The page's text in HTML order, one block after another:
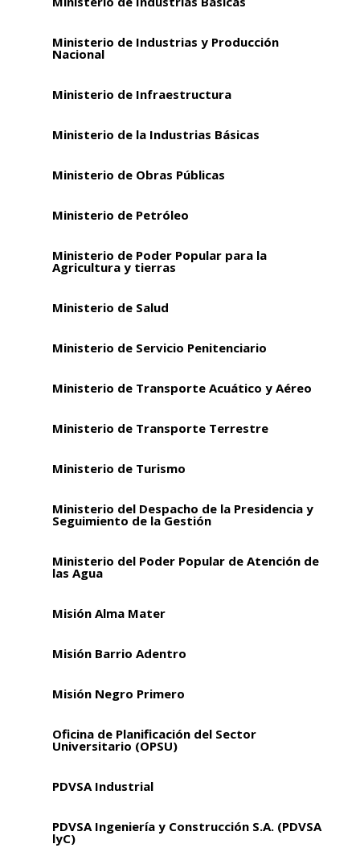
Ministerio de Industrias y Producción
Nacional
Ministerio de Infraestructura
Ministerio de la Industrias Básicas
Ministerio de Obras Públicas
Ministerio de Petróleo
Ministerio de Poder Popular para la
Agricultura y tierras
Ministerio de Salud
Ministerio de Servicio Penitenciario
Ministerio de Transporte Acuático y Aéreo
Ministerio de Transporte Terrestre
Ministerio de Turismo
Ministerio del Despacho de la Presidencia y
Seguimiento de la Gestión
Ministerio del Poder Popular de Atención de
las Agua
Misión Alma Mater
Misión Barrio Adentro
Misión Negro Primero
Oficina de Planificación del Sector
Universitario (OPSU)
PDVSA Industrial
PDVSA Ingeniería y Construcción S.A. (PDVSA
lyC)